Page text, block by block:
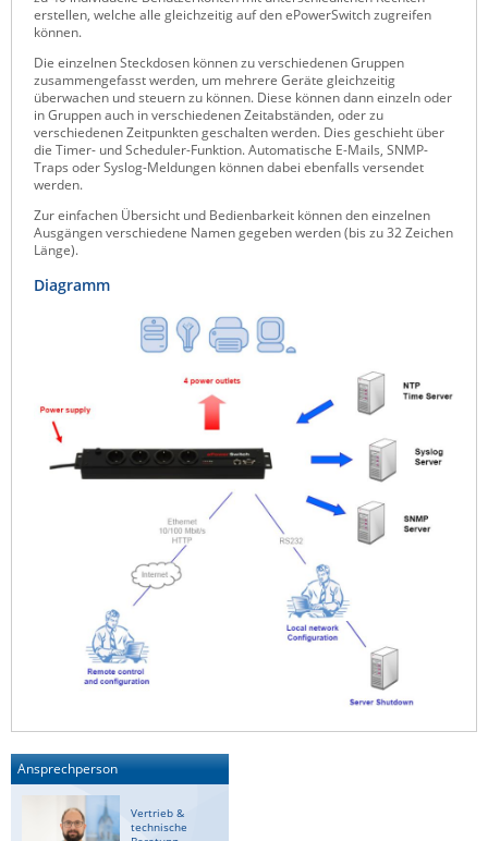
Westermo
Yuasa
ZPE Systems
News zu unseren Herstellern
erstellen, welche alle gleichzeitig auf den ePowerSwitch zugreifen
können.
Die einzelnen Steckdosen können zu verschiedenen Gruppen
zusammengefasst werden, um mehrere Geräte gleichzeitig
überwachen und steuern zu können. Diese können dann einzeln oder
in Gruppen auch in verschiedenen Zeitabständen, oder zu
verschiedenen Zeitpunkten geschalten werden. Dies geschieht über
die Timer- und Scheduler-Funktion. Automatische E-Mails, SNMP-
Traps oder Syslog-Meldungen können dabei ebenfalls versendet
werden.
Zur einfachen Übersicht und Bedienbarkeit können den einzelnen
Ausgängen verschiedene Namen gegeben werden (bis zu 32 Zeichen
Länge).
Diagramm
Ansprechperson
Vertrieb &
technische